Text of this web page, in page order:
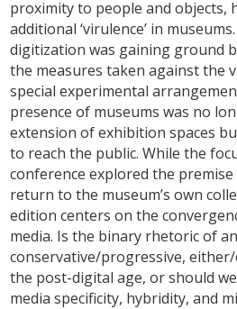
proximity to people and objects,
additional ‘virulence’ in
digitization was gaining ground
the measures taken against the
special experimental
presence of museums was no
extension of exhibition spaces
to reach the public. While the
conference explored the
return to the museum’s own
edition centers on the
media. Is the binary rhetoric of
conservative/progressive,
the post-digital age, or should
media specificity, hybridity, and